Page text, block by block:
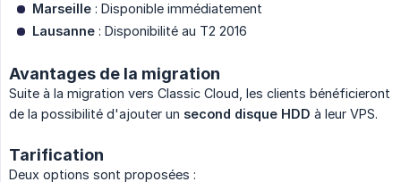
Marseille : Disponible immédiatement
Lausanne : Disponibilité au T2 2016
Avantages de la migration
Suite à la migration vers Classic Cloud, les clients bénéficieront
de la possibilité d'ajouter un second disque HDD à leur VPS.
Tarification
Deux options sont proposées :